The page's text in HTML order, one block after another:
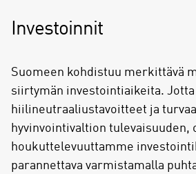
Investoinnit
Suomeen kohdistuu merkittävä
siirtymän investointiaikeita. Jotta
hiilineutraaliustavoitteet ja
hyvinvointivaltion tulevaisuuden,
houkuttelevuuttamme
parannettava varmistamalla